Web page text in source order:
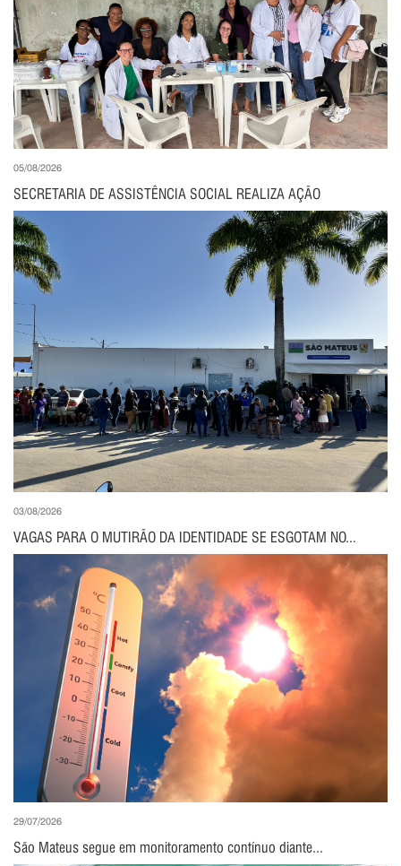
05/08/2026
SECRETARIA DE ASSISTÊNCIA SOCIAL REALIZA AÇÃO
03/08/2026
VAGAS PARA O MUTIRÃO DA IDENTIDADE SE ESGOTAM NO...
29/07/2026
São Mateus segue em monitoramento contínuo diante...